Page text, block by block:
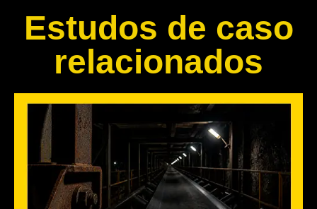
Estudos de caso
relacionados